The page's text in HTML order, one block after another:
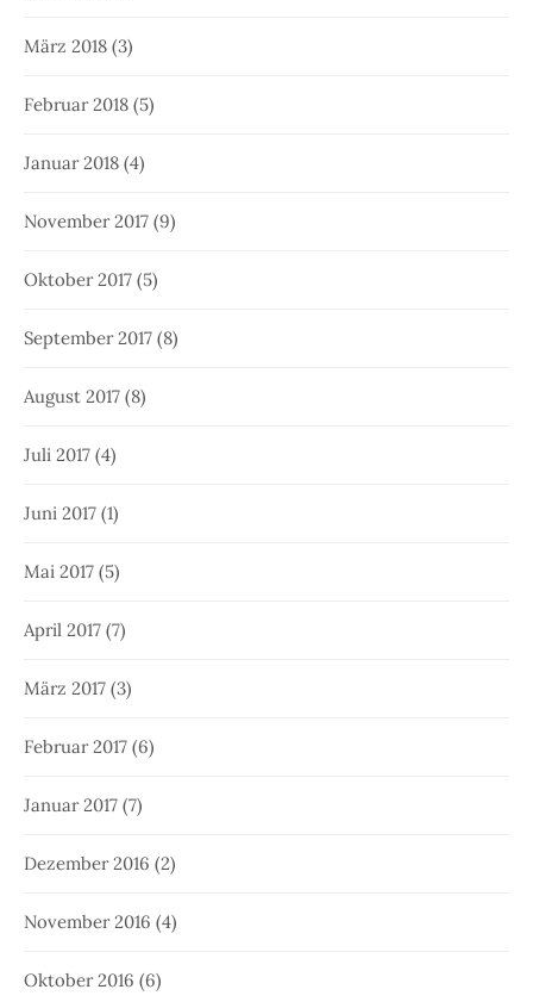
März 2018 (3)
Februar 2018 (5)
Januar 2018 (4)
November 2017 (9)
Oktober 2017 (5)
September 2017 (8)
August 2017 (8)
Juli 2017 (4)
Juni 2017 (1)
Mai 2017 (5)
April 2017 (7)
März 2017 (3)
Februar 2017 (6)
Januar 2017 (7)
Dezember 2016 (2)
November 2016 (4)
Oktober 2016 (6)